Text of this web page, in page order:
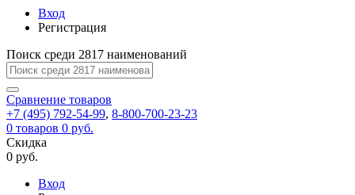
регистрации.
Ок
Запомнить
меня
Забыли
ссылку
на
указанный
электронный
адрес,
перейдя
по
которой
вы
новый
ссылка.
Перейдите
по
для
смены
пароля.
Сменить
Войти
Сообщение
пользовательского
соглашения
Вход
Регистрация
Поиск среди 2817 наименований
Сравнение товаров
+7 (495) 792-54-99, 8-800-700-23-23
0 товаров 0 руб.
Скидка
0 руб.
Вход